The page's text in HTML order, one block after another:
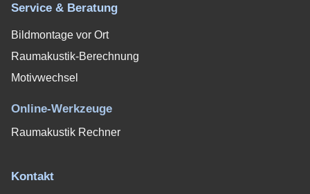
Service & Beratung
Bildmontage vor Ort
Raumakustik-Berechnung
Motivwechsel
Online-Werkzeuge
Raumakustik Rechner
Kontakt